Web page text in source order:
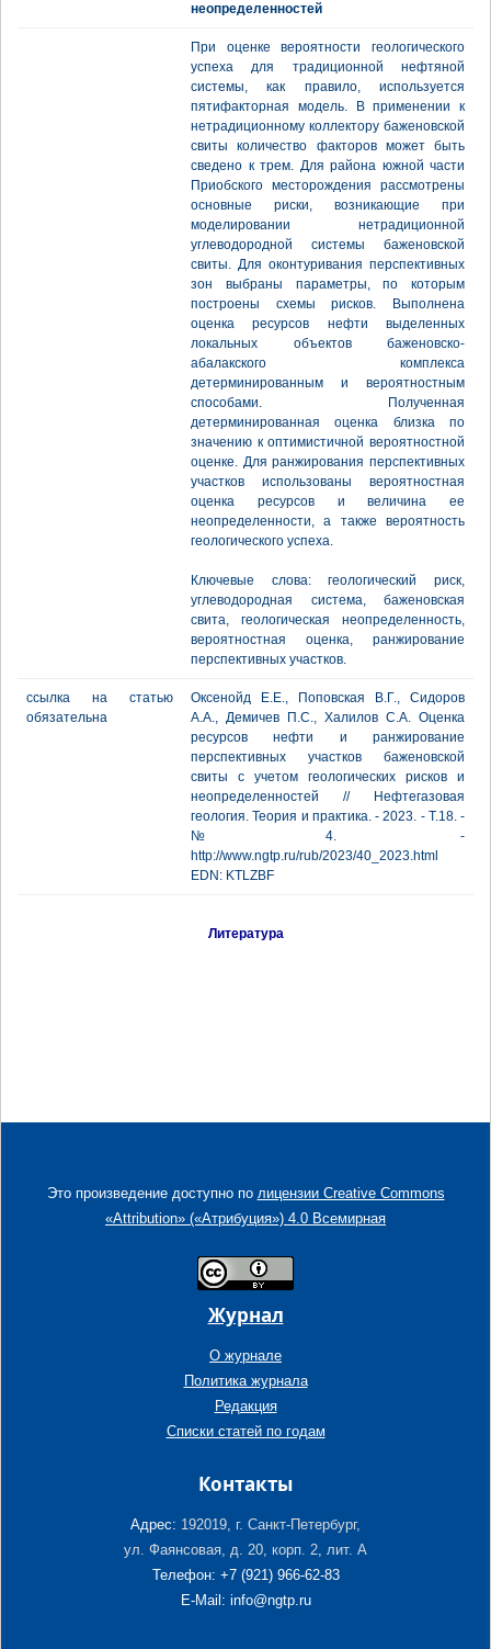
неопределенностей
При оценке вероятности геологического
успеха для традиционной нефтяной
системы, как правило, используется
пятифакторная модель. В применении к
нетрадиционному коллектору баженовской
свиты количество факторов может быть
сведено к трем. Для района южной части
Приобского месторождения рассмотрены
основные риски, возникающие при
моделировании нетрадиционной
углеводородной системы баженовской
свиты. Для оконтуривания перспективных
зон выбраны параметры, по которым
построены схемы рисков. Выполнена
оценка ресурсов нефти выделенных
локальных объектов баженовско-
абалакского комплекса
детерминированным и вероятностным
способами. Полученная
детерминированная оценка близка по
значению к оптимистичной вероятностной
оценке. Для ранжирования перспективных
участков использованы вероятностная
оценка ресурсов и величина ее
неопределенности, а также вероятность
геологического успеха.
Ключевые слова: геологический риск,
углеводородная система, баженовская
свита, геологическая неопределенность,
вероятностная оценка, ранжирование
перспективных участков.
ссылка на статью
обязательна
Оксенойд Е.Е., Поповская В.Г., Сидоров
А.А., Демичев П.С., Халилов С.А. Оценка
ресурсов нефти и ранжирование
перспективных участков баженовской
свиты с учетом геологических рисков и
неопределенностей // Нефтегазовая
геология. Теория и практика. - 2023. - Т.18. -
№4. -
http://www.ngtp.ru/rub/2023/40_2023.html
EDN: KTLZBF
Литература
Это произведение доступно по лицензии Creative Commons
«Attribution» («Атрибуция») 4.0 Всемирная
Журнал
О журнале
Политика журнала
Редакция
Списки статей по годам
Контакты
Адрес: 192019, г. Санкт-Петербург,
ул. Фаянсовая, д. 20, корп. 2, лит. А
Телефон: +7 (921) 966-62-83
E-Mail: info@ngtp.ru